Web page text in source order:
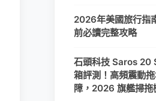
2026年美國旅行指
前必讀完整攻略
石頭科技 Saros 20
箱評測！高頻震動
障，2026 旗艦掃拖